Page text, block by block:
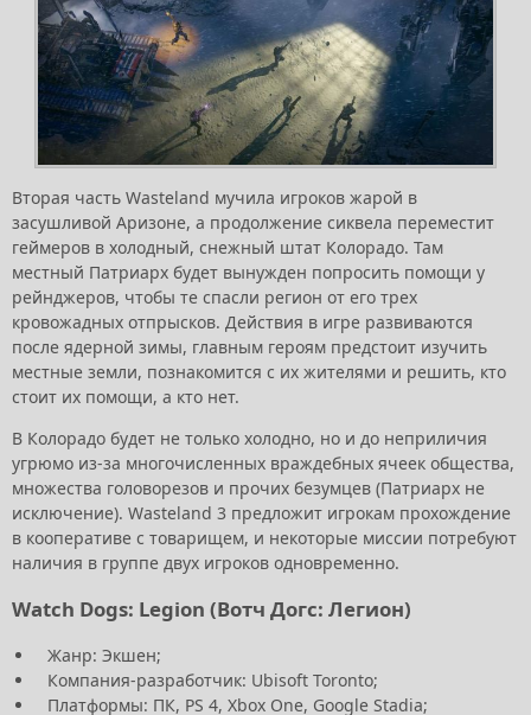
Вторая часть Wasteland мучила игроков жарой в
засушливой Аризоне, а продолжение сиквела переместит
геймеров в холодный, снежный штат Колорадо. Там
местный Патриарх будет вынужден попросить помощи у
рейнджеров, чтобы те спасли регион от его трех
кровожадных отпрысков. Действия в игре развиваются
после ядерной зимы, главным героям предстоит изучить
местные земли, познакомится с их жителями и решить, кто
стоит их помощи, а кто нет.
В Колорадо будет не только холодно, но и до неприличия
угрюмо из-за многочисленных враждебных ячеек общества,
множества головорезов и прочих безумцев (Патриарх не
исключение). Wasteland 3 предложит игрокам прохождение
в кооперативе с товарищем, и некоторые миссии потребуют
наличия в группе двух игроков одновременно.
Watch Dogs: Legion (Вотч Догс: Легион)
Жанр: Экшен;
Компания-разработчик: Ubisoft Toronto;
Платформы: ПК, PS 4, Xbox One, Google Stadia;